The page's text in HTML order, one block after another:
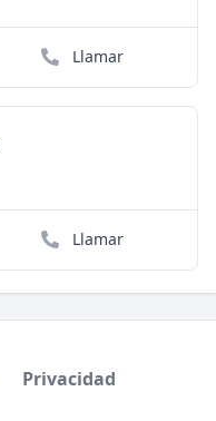
Llamar
Llamar
Privacidad